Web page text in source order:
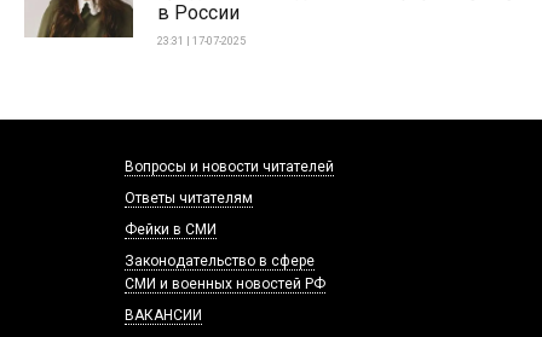
в России
23:31 | 17-07-2025
Вопросы и новости читателей
Ответы читателям
Фейки в СМИ
Законодательство в сфере
СМИ и военных новостей РФ
ВАКАНСИИ